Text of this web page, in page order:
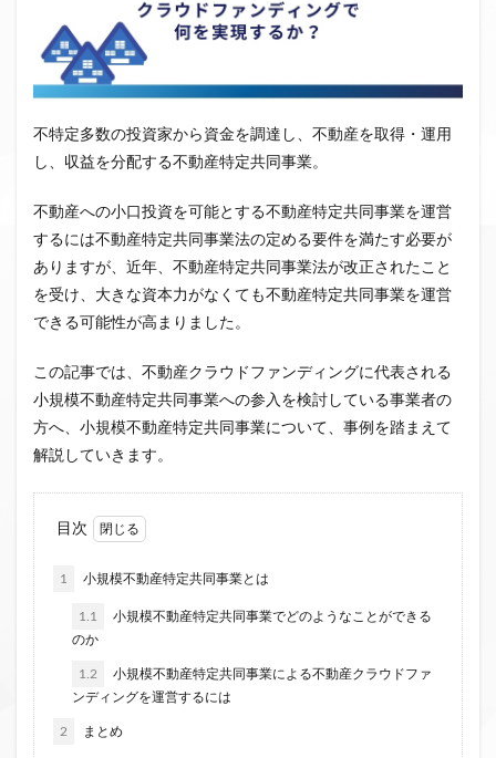
不特定多数の投資家から資金を調達し、不動産を取得・運用
し、収益を分配する不動産特定共同事業。
不動産への小口投資を可能とする不動産特定共同事業を運営
するには不動産特定共同事業法の定める要件を満たす必要が
ありますが、近年、不動産特定共同事業法が改正されたこと
を受け、大きな資本力がなくても不動産特定共同事業を運営
できる可能性が高まりました。
この記事では、不動産クラウドファンディングに代表される
小規模不動産特定共同事業への参入を検討している事業者の
方へ、小規模不動産特定共同事業について、事例を踏まえて
解説していきます。
目次
1 小規模不動産特定共同事業とは
1.1
小規模不動産特定共同事業でどのようなことができる
のか
1.2
小規模不動産特定共同事業による不動産クラウドファ
ンディングを運営するには
2 まとめ
小規模不動産特定共同事業 事業者一覧
システム導入
eKYC 融資型クラウドファンディング
不動産クラウドファンディング
株式投資型クラウドファンディング
グローシップ・パートナーズ CrowdShip Funding
市場調査 セミナー
特例事業 CrowdShip Lending ファンド募集開始
キャンペーン CrowdFunding Channel
ソーシャルレンディング お役立ち情報 分配実績
サービス一覧 インタビュー サービス提供開始
ファンド募集完了
投資型クラウドファンディング
日本不動産クラウドファンディング協会